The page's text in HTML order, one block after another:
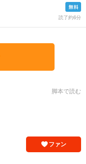
読了約6分
脚本で読む
ファン